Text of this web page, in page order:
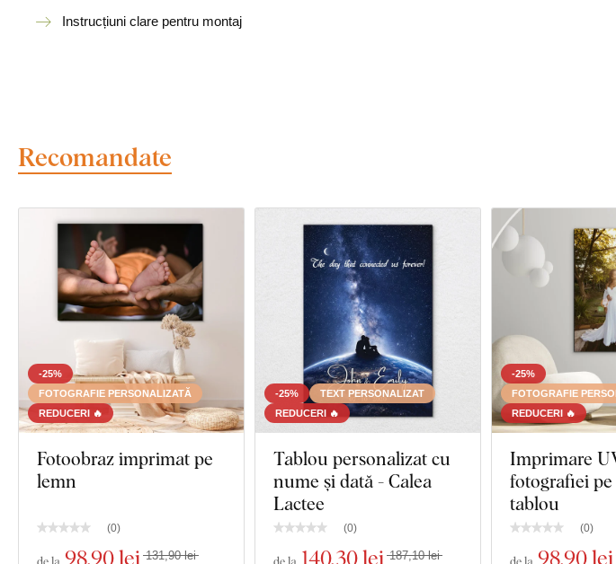
Instrucțiuni clare pentru montaj
Recomandate
-25%
FOTOGRAFIE PERSONALIZATĂ
REDUCERI 🔥
Fotoobraz imprimat pe
lemn
(0)
98,90 lei 131,90 lei
-25%
TEXT PERSONALIZAT
REDUCERI 🔥
Tablou personalizat cu
nume și dată - Calea
Lactee
(0)
140,30 lei 187,10 lei
-25%
FOTOGRAFIE
REDUCERI 🔥
Imprimare
fotografiei
tablou
(0)
98,90 lei